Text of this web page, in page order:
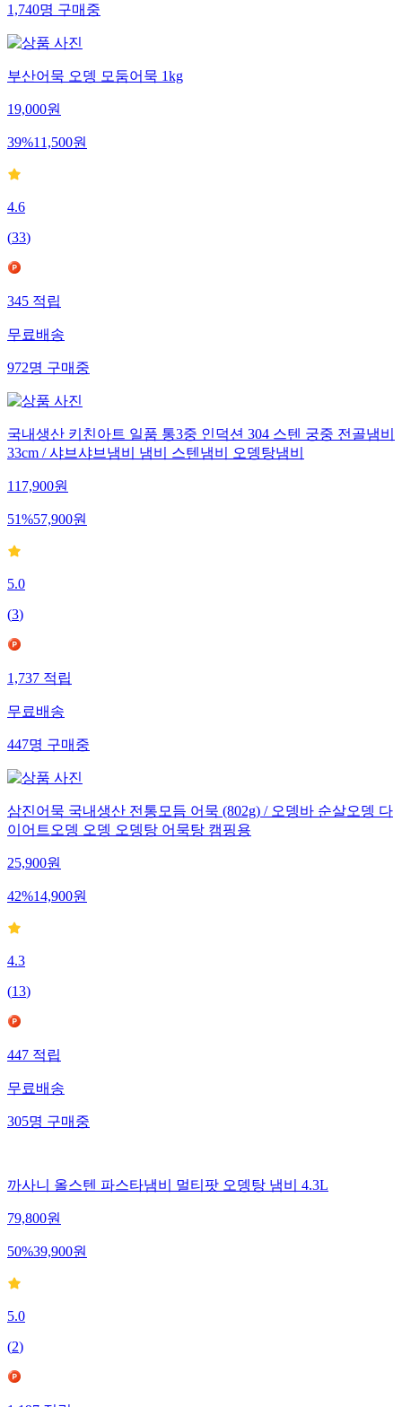
1,740명구매중
부산어묵 오뎅 모둠어묵 1kg
19,000원
39%11,500원
4.6
(33)
345적립
무료배송
972명구매중
국내생산 키친아트 일품 통3중 인덕션 304 스텐 궁중 전골냄비
33cm / 샤브샤브냄비 냄비 스텐냄비 오뎅탕냄비
117,900원
51%57,900원
5.0
(3)
1,737적립
무료배송
447명구매중
삼진어묵 국내생산 전통모듬 어묵 (802g) / 오뎅바 순살오뎅 다
이어트오뎅 오뎅 오뎅탕 어묵탕 캠핑용
25,900원
42%14,900원
4.3
(13)
447적립
무료배송
305명구매중
까사니 올스텐 파스타냄비 멀티팟 오뎅탕 냄비 4.3L
79,800원
50%39,900원
5.0
(2)